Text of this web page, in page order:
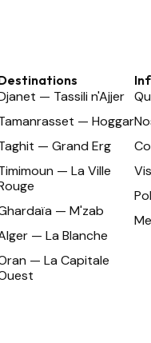
— Tassili n'Ajjer
— Hoggar
— Grand Erg
— La Ville
— M'zab
— La Blanche
— La Capitale